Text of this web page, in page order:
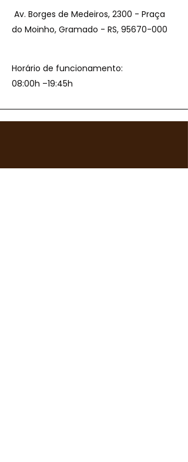
Av. Borges de Medeiros, 2300 - Praça
do Moinho, Gramado - RS, 95670-000
Horário de funcionamento:
08:00h –19:45h